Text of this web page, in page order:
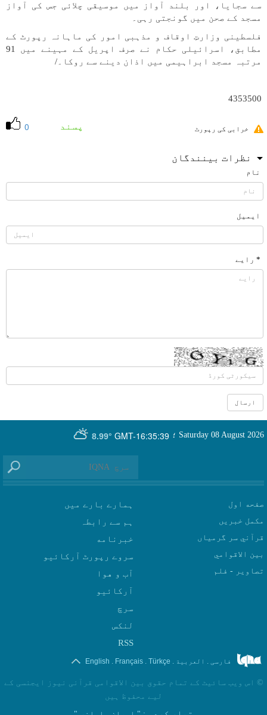
سے سجایا، اور بلند آواز میں موسیقی چلائی جس کی آواز
مسجد کے صحن میں گونجتی رہی۔
فلسطینی وزارتِ اوقاف و مذہبی امور کی ماہانہ رپورٹ کے
مطابق، اسرائیلی حکام نے صرف اپریل کے مہینے میں 91
مرتبہ مسجد ابراہیمی میں اذان دینے سے روکا۔/
4353500
0 پسند خرابی کی رپورٹ
نظرات بینندگان
نام
ایمیل
* رایے
GMT-16:35:39
8.99° Saturday 08 August 2026 ؛
صفحه اول
مکمل خبریں
قرآني سر گرمياں
بين الاقوامي
تصاوير - فلم
ہمارے بارے میں
ہم سے رابطہ
سروے رپورٹ آرکائیو
آب و هوا
سرچ
لنکس
RSS
فارسی . العربیة .
Türkçe
.
Français
.
English
© اس ویب سائیٹ کے تمام حقوق بین الاقوامی قرآنی نیوز ایجنسی کے
لیے محفوظ ہیں